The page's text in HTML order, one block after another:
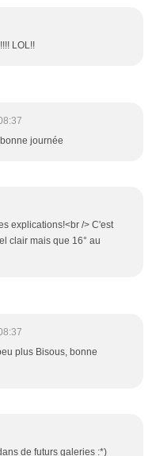
LOL!!
journée
explications!<br /> C'est
clair mais que 16° au
plus Bisous, bonne
de futurs galeries :*)